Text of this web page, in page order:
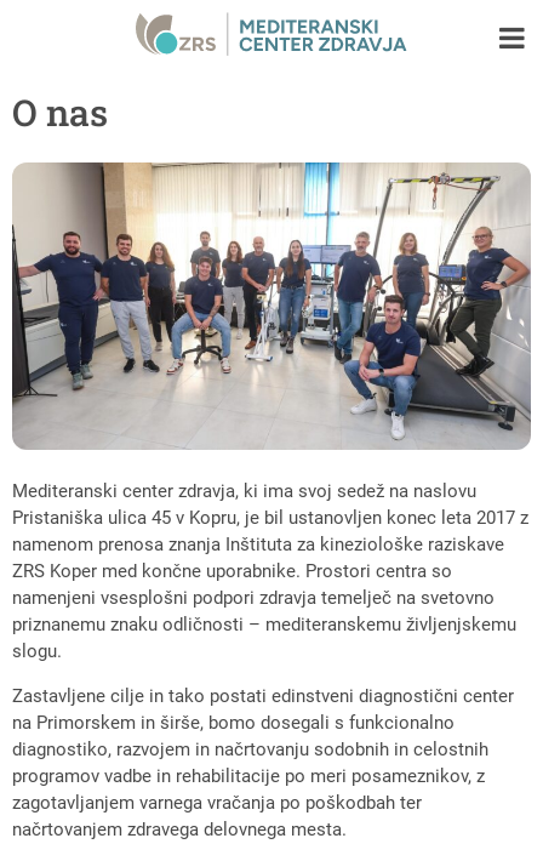
O nas
Mediteranski center zdravja, ki ima svoj sedež na naslovu
Pristaniška ulica 45 v Kopru, je bil ustanovljen konec leta 2017 z
namenom prenosa znanja Inštituta za kineziološke raziskave
ZRS Koper med končne uporabnike. Prostori centra so
namenjeni vsesplošni podpori zdravja temelječ na svetovno
priznanemu znaku odličnosti – mediteranskemu življenjskemu
slogu.
Zastavljene cilje in tako postati edinstveni diagnostični center
na Primorskem in širše, bomo dosegali s funkcionalno
diagnostiko, razvojem in načrtovanju sodobnih in celostnih
programov vadbe in rehabilitacije po meri posameznikov, z
zagotavljanjem varnega vračanja po poškodbah ter
načrtovanjem zdravega delovnega mesta.